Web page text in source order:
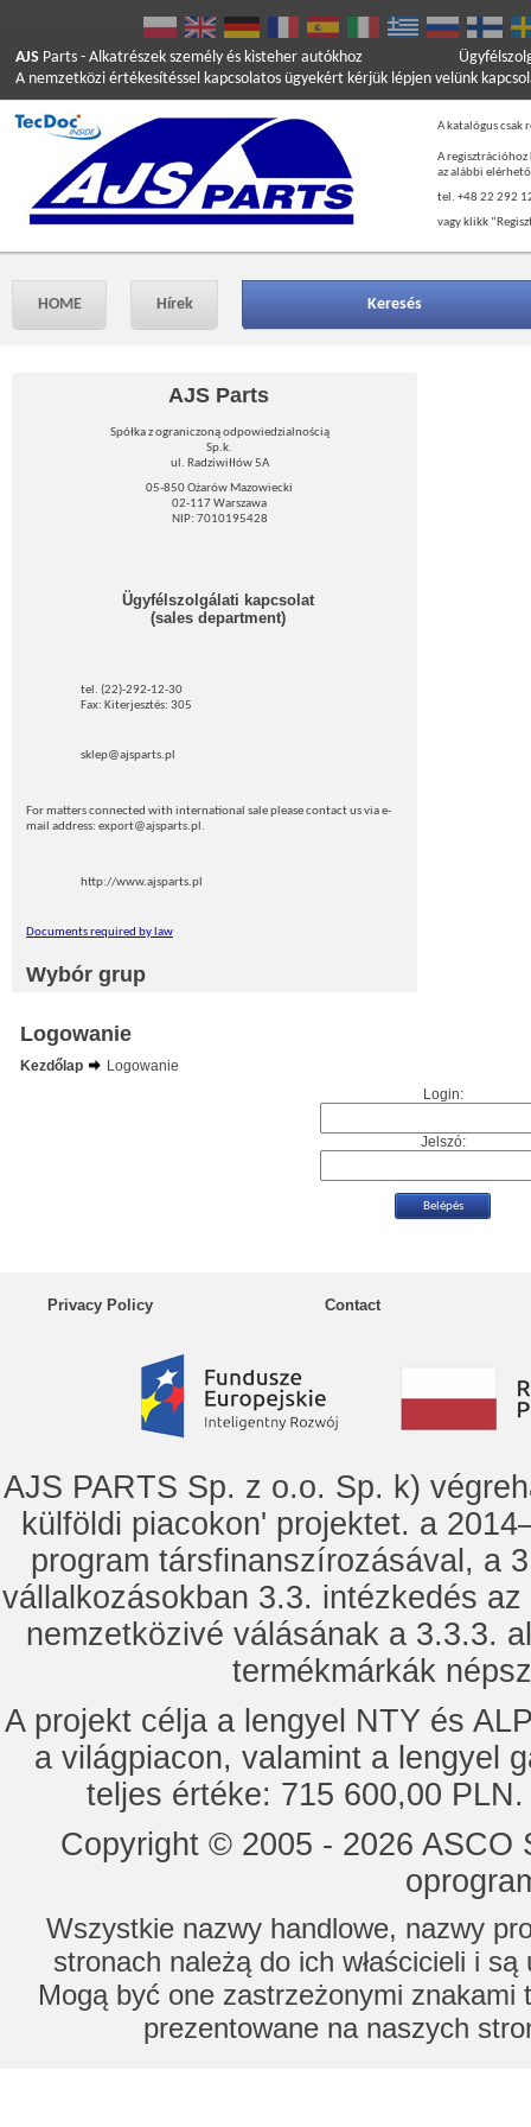
AJS Parts - Alkatrészek személy és kisteher autókhoz
A nemzetközi értékesítéssel kapcsolatos ügyekért kérjük lépjen velünk
A katalógus csak
A regisztrációhoz
az alábbi
tel. +48 22 292
vagy klikk
HOME Hírek Keresés
AJS Parts
Spółka z ograniczoną odpowiedzialnością
Sp.k.
ul. Radziwiłłów 5A
05-850 Ożarów Mazowiecki
02-117 Warszawa
NIP: 7010195428
Ügyfélszolgálati kapcsolat
(sales department)
tel. (22)-292-12-30
Fax: Kiterjesztés: 305
sklep@ajsparts.pl
For matters connected with international sale please contact us via e-
mail address: export@ajsparts.pl.
http://www.ajsparts.pl
Documents required by law
Wybór grup
Logowanie
Kezdőlap
Logowanie
Login:
Jelszó:
Privacy Policy Contact
AJS PARTS Sp. z o.o. Sp. k)
külföldi piacokon' projektet. a
program társfinanszírozásával, a
vállalkozásokban 3.3. intézkedés
nemzetközivé válásának a 3.3.3.
termékmárkák
A projekt célja a lengyel NTY és
a világpiacon, valamint a lengyel
teljes értéke: 715 600,00
Copyright © 2005 - 2026
Wszystkie nazwy handlowe, nazwy
stronach należą do ich właścicieli i
Mogą być one zastrzeżonymi znakami
prezentowane na naszych